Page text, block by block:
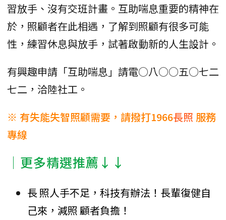
習放手、沒有交班計畫。互助喘息重要的精神在
於，照顧者在此相遇，了解到照顧有很多可能
性，練習休息與放手，試著啟動新的人生設計。
有興趣申請「互助喘息」請電○八○○五○七二
七二，洽陸社工。
※ 有失能失智照顧需要，請撥打1966長照 服務
專線
│更多精選推薦↓↓
長 照人手不足，科技有辦法！長輩復健自
己來，減照 顧者負擔！